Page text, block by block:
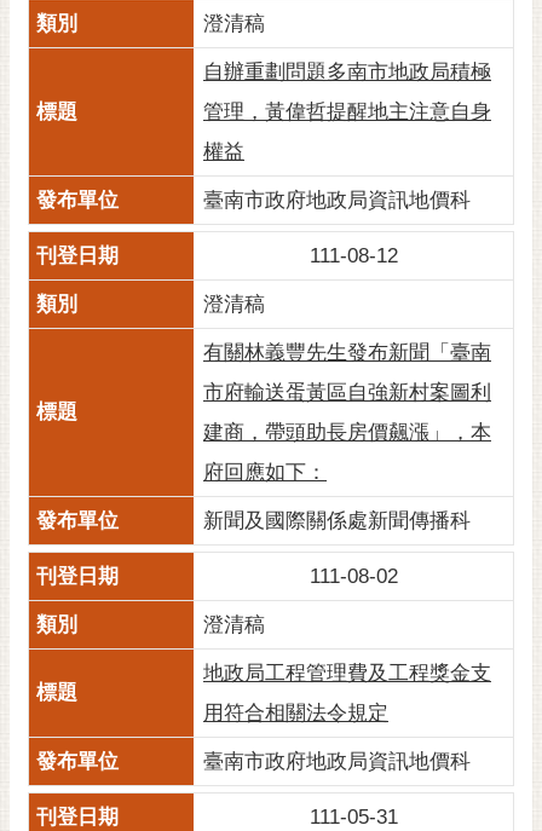
民
信
English
本
隱
私
權
全
網
站
資
料
開
放
宣
市
府
交
澄清稿
自辦重劃問題多南市地政局積極
管理，黃偉哲提醒地主注意自身
權益
臺南市政府地政局資訊地價科
111-08-12
澄清稿
有關林義豐先生發布新聞「臺南
市府輸送蛋黃區自強新村案圖利
建商，帶頭助長房價飆漲」，本
府回應如下：
新聞及國際關係處新聞傳播科
111-08-02
澄清稿
地政局工程管理費及工程獎金支
用符合相關法令規定
臺南市政府地政局資訊地價科
111-05-31